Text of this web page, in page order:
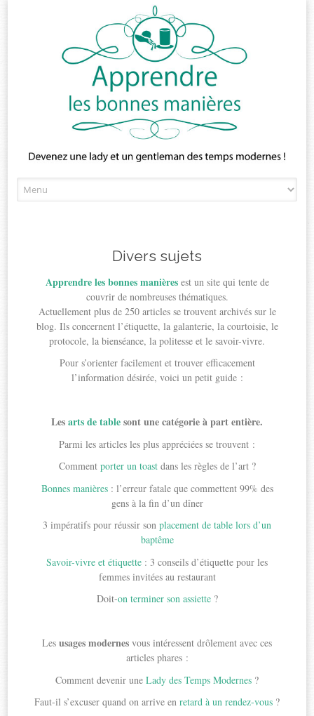
to
Divers sujets
Apprendre les bonnes manièresest un site qui tente de
couvrir de nombreuses thématiques.
Actuellement plus de 250 articles se trouvent archivés sur le
blog. Ils concernent l’étiquette, la galanterie, la courtoisie, le
protocole, la bienséance, la politesse et le savoir-vivre.
Pour s’orienter facilement et trouver efficacement
l’information désirée, voici un petit guide :
Lesarts de tablesont une catégorie à part entière.
Parmi les articles les plus appréciées se trouvent :
Comment porter un toastdans les règles de l’art ?
Bonnes manières: l’erreur fatale que commettent 99% des
gens à la fin d’un dîner
3 impératifs pour réussir son placement de table lors d’un
baptême
Savoir-vivre et étiquette : 3 conseils d’étiquette pour les
femmes invitées au restaurant
Doit-on terminer son assiette?
Les usages modernes vous intéressent drôlement avec ces
articles phares :
Comment devenir une Lady des Temps Modernes ?
Faut-il s’excuser quand on arrive en retard à un rendez-vous ?